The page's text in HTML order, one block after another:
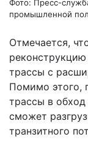
Фото: Пресс-
промышленной
Отмечается,
трассы с
Помимо этого,
трассы в
сможет
транзитного